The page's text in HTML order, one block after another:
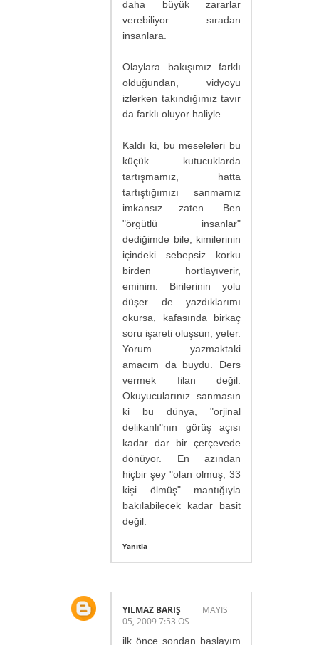
daha büyük zararlar
verebiliyor sıradan
insanlara.
Olaylara bakışımız farklı
olduğundan, vidyoyu
izlerken takındığımız tavır
da farklı oluyor haliyle.
Kaldı ki, bu meseleleri bu
küçük kutucuklarda
tartışmamız, hatta
tartıştığımızı sanmamız
imkansız zaten. Ben
"örgütlü insanlar"
dediğimde bile, kimilerinin
içindeki sebepsiz korku
birden hortlayıverir,
eminim. Birilerinin yolu
düşer de yazdıklarımı
okursa, kafasında birkaç
soru işareti oluşsun, yeter.
Yorum yazmaktaki
amacım da buydu. Ders
vermek filan değil.
Okuyucularınız sanmasın
ki bu dünya, "orjinal
delikanlı"nın görüş açısı
kadar dar bir çerçevede
dönüyor. En azından
hiçbir şey "olan olmuş, 33
kişi ölmüş" mantığıyla
bakılabilecek kadar basit
değil.
Yanıtla
YILMAZ BARIŞ
MAYIS
05, 2009 7:53 ÖS
ilk önce sondan başlayım